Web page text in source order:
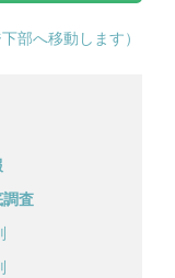
部へ移動します）
調査